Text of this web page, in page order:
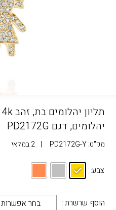
יהלומים, דגם PD2172G
מק"ט:PD2172G-Y
| 2 במלאי
צבע:
הוסף שרשרת : בחר אפשרות